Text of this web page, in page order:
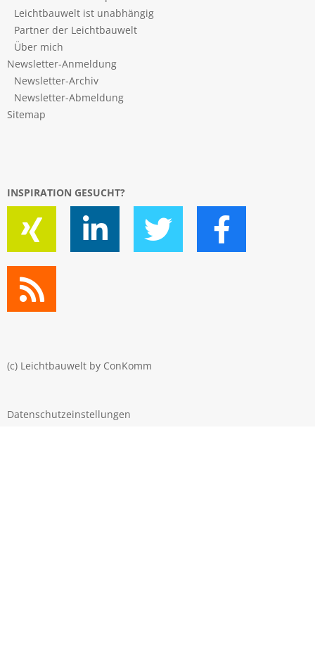
Leichtbauwelt ist unabhängig
Partner der Leichtbauwelt
Über mich
Newsletter-Anmeldung
Newsletter-Archiv
Newsletter-Abmeldung
Sitemap
INSPIRATION GESUCHT?
(c) Leichtbauwelt by ConKomm
Datenschutzeinstellungen